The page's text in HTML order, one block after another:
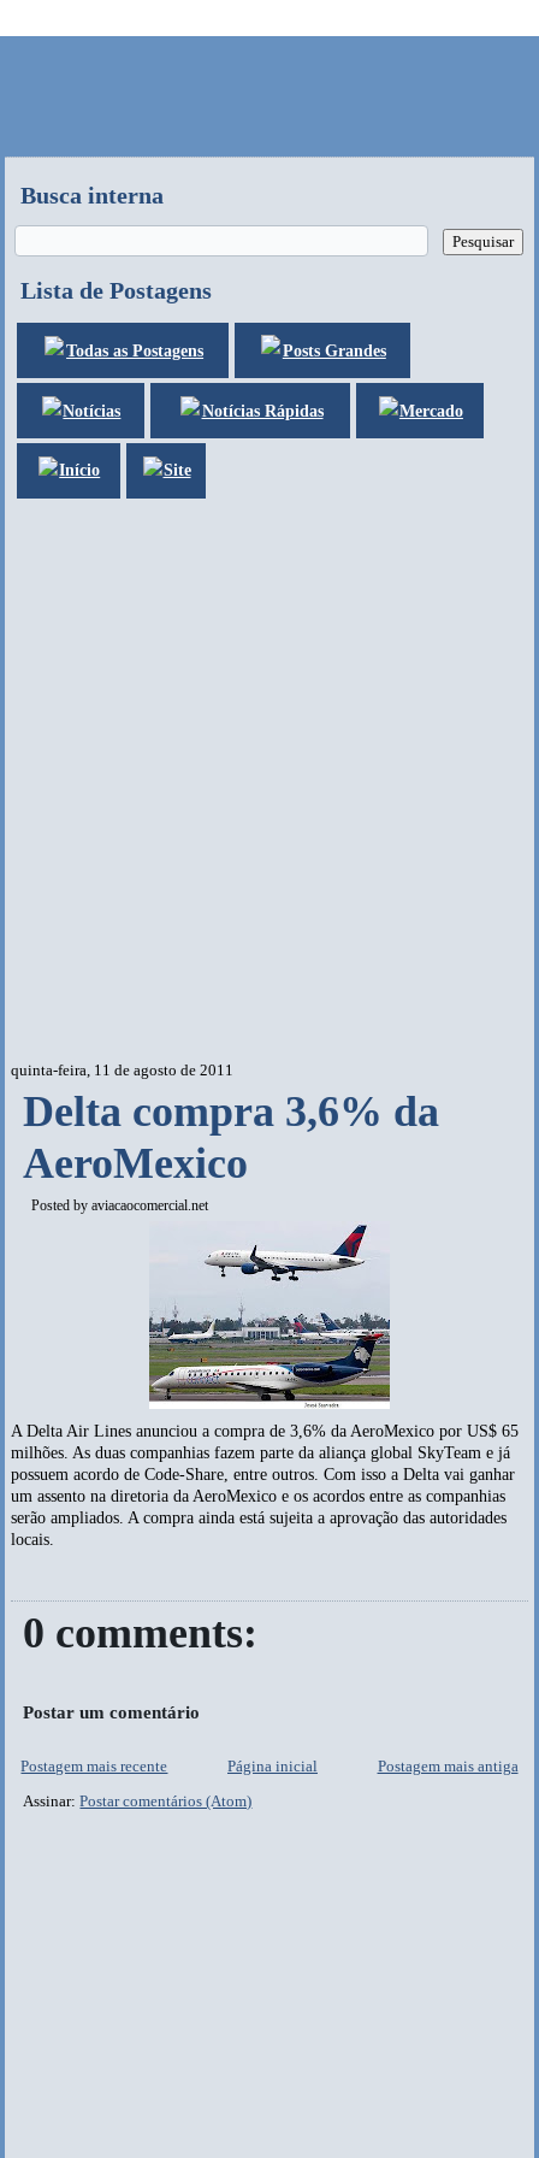
Busca interna
Lista de Postagens
Todas as Postagens Posts Grandes
Notícias Notícias Rápidas Mercado
Início Site
quinta-feira, 11 de agosto de 2011
Delta compra 3,6% da
AeroMexico
Posted byaviacaocomercial.net
A Delta Air Lines anunciou a compra de 3,6% da AeroMexico por US$ 65
milhões. As duas companhias fazem parte da aliança global SkyTeam e já
possuem acordo de Code-Share, entre outros. Com isso a Delta vai ganhar
um assento na diretoria da AeroMexico e os acordos entre as companhias
serão ampliados. A compra ainda está sujeita a aprovação das autoridades
locais.
0 comments:
Postar um comentário
Postagem mais recente Postagem mais antiga
Página inicial
Assinar:Postar comentários (Atom)